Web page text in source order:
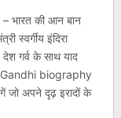
भारत की आन बान
स्वर्गीय इंदिरा
देश गर्व के साथ याद
Gandhi biography
जो अपने दृढ़ इरादों के